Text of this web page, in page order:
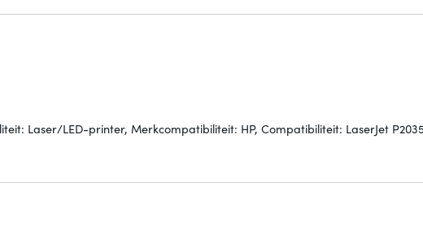
Laser/LED-printer, Merkcompatibiliteit: HP, Compatibiliteit: LaserJet